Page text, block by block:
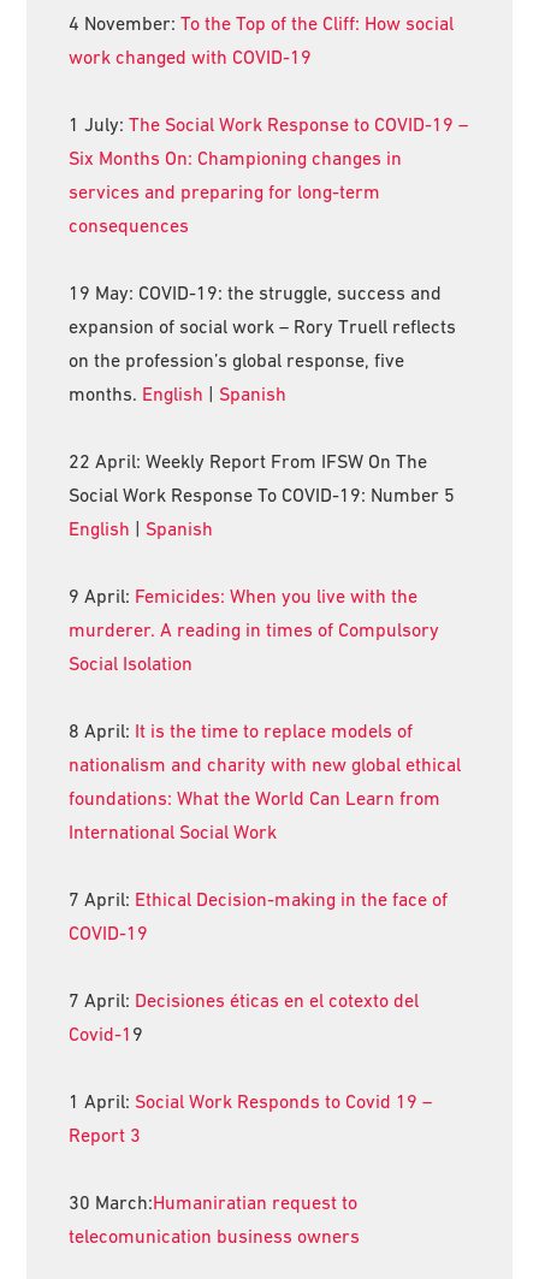
4 November:To the Top of the Cliff: How social
work changed with COVID-19
1 July:The Social Work Response to COVID-19 –
Six Months On: Championing changes in
services and preparing for long-term
consequences
19 May: COVID-19: the struggle, success and
expansion of social work – Rory Truell reflects
on the profession’s global response, five
months. English | Spanish
22 April: Weekly Report From IFSW On The
Social Work Response To COVID-19: Number 5
English | Spanish
9 April: Femicides: When you live with the
murderer. A reading in times of Compulsory
Social Isolation
8 April: It is the time to replace models of
nationalism and charity with new global ethical
foundations: What the World Can Learn from
International Social Work
7 April: Ethical Decision-making in the face of
COVID-19
7 April: Decisiones éticas en el cotexto del
Covid-1 9
1 April: Social Work Responds to Covid 19 –
Report 3
30 March:Humaniratian request to
telecomunication business owners